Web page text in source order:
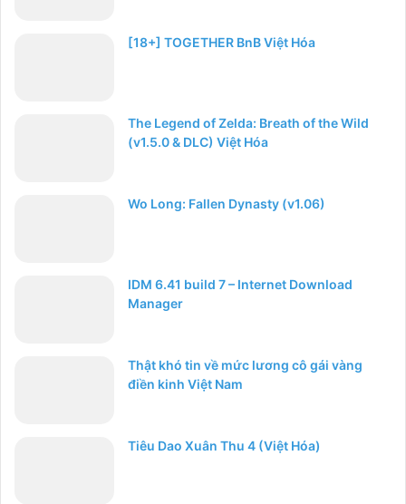
[18+] TOGETHER BnB Việt Hóa
The Legend of Zelda: Breath of the Wild
(v1.5.0 & DLC) Việt Hóa
Wo Long: Fallen Dynasty (v1.06)
IDM 6.41 build 7 – Internet Download
Manager
Thật khó tin về mức lương cô gái vàng
điền kinh Việt Nam
Tiêu Dao Xuân Thu 4 (Việt Hóa)